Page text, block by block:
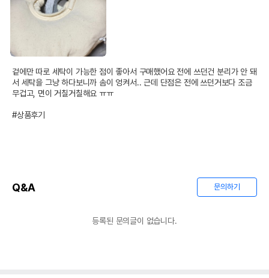
겉에만 따로 세탁이 가능한 점이 좋아서 구매했어요 전에 쓰던건 분리가 안 돼
서 세탁을 그냥 하다보니까 솜이 엉켜서.. 근데 단점은 전에 쓰던거보다 조금
무겁고, 면이 거칠거칠해요 ㅠㅠ
#상품후기
Q&A 문의하기
등록된 문의글이 없습니다.